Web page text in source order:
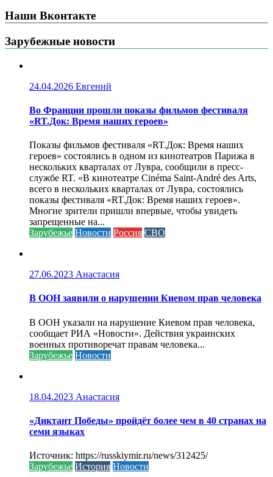
Наши Вконтакте
Зарубежные новости
24.04.2026 Евгений
Во Франции прошли показы фильмов фестиваля
«RT.Док: Время наших героев»
Показы фильмов фестиваля «RT.Док: Время наших
героев» состоялись в одном из кинотеатров Парижа в
нескольких кварталах от Лувра, сообщили в пресс-
службе RT. «В кинотеатре Cinéma Saint-André des Arts,
всего в нескольких кварталах от Лувра, состоялись
показы фестиваля «RT.Док: Время наших героев».
Многие зрители пришли впервые, чтобы увидеть
запрещенные на...
Зарубежье Новости Россия СВО
27.06.2023 Анастасия
В ООН заявили о нарушении Киевом прав человека
В ООН указали на нарушение Киевом прав человека,
сообщает РИА «Новости». Действия украинских
военных противоречат правам человека...
Зарубежье Новости
18.04.2023 Анастасия
«Диктант Победы» пройдёт более чем в 40 странах на
семи языках
Источник: https://russkiymir.ru/news/312425/
Зарубежье История Новости